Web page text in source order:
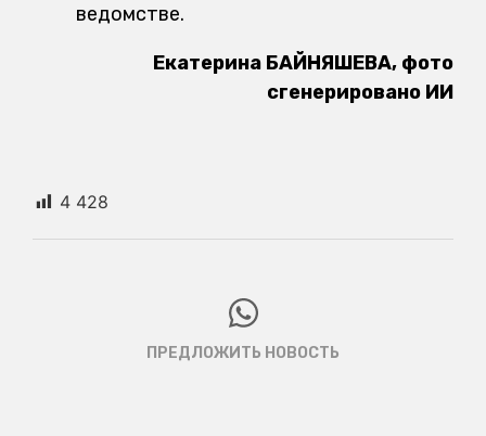
ведомстве.
Екатерина БАЙНЯШЕВА, фото
сгенерировано ИИ
4 428
ПРЕДЛОЖИТЬ НОВОСТЬ